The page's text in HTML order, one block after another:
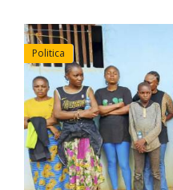
Politica